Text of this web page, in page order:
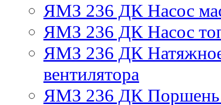
ЯМЗ 236 ДК Насос
ЯМЗ 236 ДК Насос
ЯМЗ 236 ДК Натяжное
вентилятора
ЯМЗ 236 ДК Поршень